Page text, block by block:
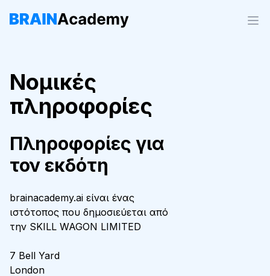
Νομικές
πληροφορίες
Πληροφορίες για
τον εκδότη
brainacademy.ai είναι ένας
ιστότοπος που δημοσιεύεται από
την SKILL WAGON LIMITED
7 Bell Yard
London